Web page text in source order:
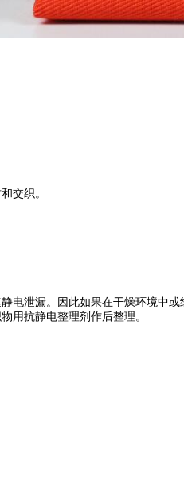
交织。
泄漏。因此如果在干燥环境中
用抗静电整理剂作后整理。